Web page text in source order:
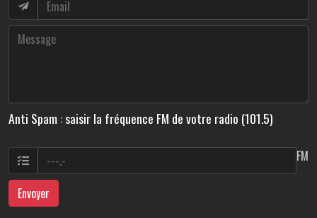
Anti Spam : saisir la fréquence FM de votre radio (101.5)
FM
Envoyer